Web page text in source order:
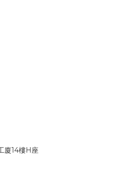
廈14樓H座